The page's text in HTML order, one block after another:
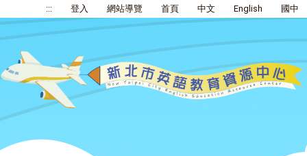
::: 登入 網站導覽 首頁 中文 English 國中